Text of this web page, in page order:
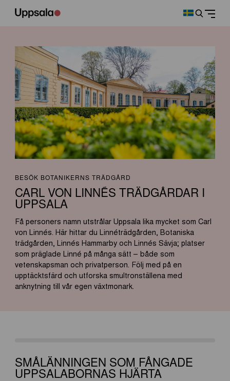
BESÖK BOTANIKERNS TRÄDGÅRD
CARL VON LINNÉS TRÄDGÅRDAR I
UPPSALA
Få personers namn utstrålar Uppsala lika mycket som Carl
von Linnés. Härhittardu Linnéträdgården, Botaniska
trädgården, Linnés Hammarby och Linnés Sävja; platser
som präglade Linné på många sätt – både som
vetenskapsman och privatperson. Följ med på en
upptäcktsfärd och utforska smultronställena med
anknytning till vår egen växtmonark.
SMÅLÄNNINGEN SOM FÅNGADE
UPPSALABORNAS HJÄRTA